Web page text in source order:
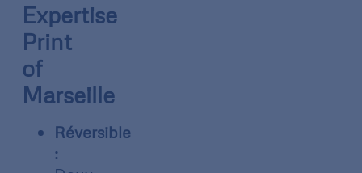
Expertise
Print
of
Marseille
Réversible
: